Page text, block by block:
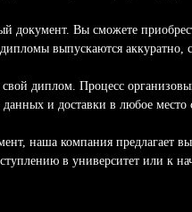
документ. Вы сможете
выпускаются
диплом. Процесс
данных и доставки в любое
наша компания предлагает
в университет или к